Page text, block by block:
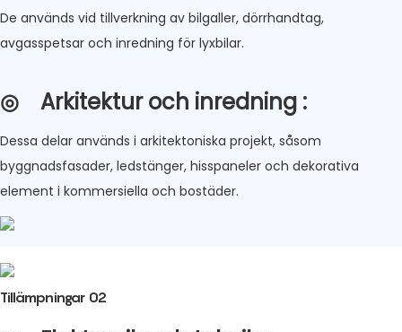
De används vid tillverkning av bilgaller, dörrhandtag,
avgasspetsar och inredning för lyxbilar.
◎ Arkitektur och inredning :
Dessa delar används i arkitektoniska projekt, såsom
byggnadsfasader, ledstänger, hisspaneler och dekorativa
element i kommersiella och bostäder.
Tillämpningar 02